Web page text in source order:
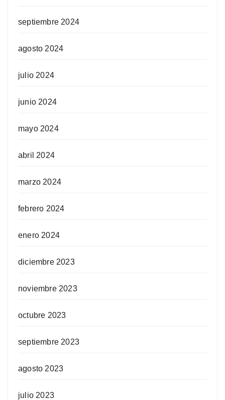
septiembre 2024
agosto 2024
julio 2024
junio 2024
mayo 2024
abril 2024
marzo 2024
febrero 2024
enero 2024
diciembre 2023
noviembre 2023
octubre 2023
septiembre 2023
agosto 2023
julio 2023